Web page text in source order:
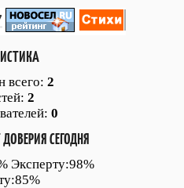
всего: 2
2
0
СЕГОДНЯ
Эксперту:98%